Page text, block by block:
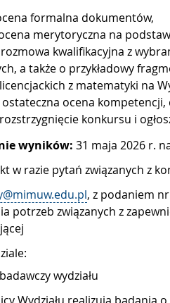
formalna dokumentów,
merytoryczna na
rozmowa kwalifikacyjna z
a także o przykładowy
z matematyki na
ostateczna ocena
konkursu i
wyników: 31 maja 2026 r.
w razie pytań związanych z
, z podaniem
potrzeb związanych z
wydziału